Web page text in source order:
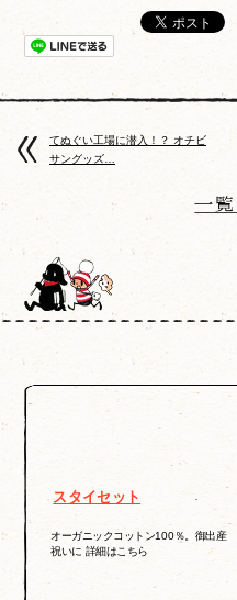
てぬぐい工場に潜入！？ オチビ
サングッズ…
スタイセット
オーガニックコットン100％。御出産
祝いに 詳細はこちら